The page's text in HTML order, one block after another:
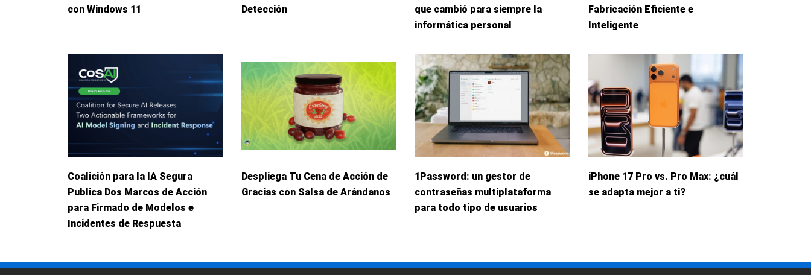
con Windows 11
Detección
que cambió para siempre la
informática personal
Fabricación Eficiente e
Inteligente
Coalición para la IA Segura
Publica Dos Marcos de Acción
para Firmado de Modelos e
Incidentes de Respuesta
Despliega Tu Cena de Acción de
Gracias con Salsa de Arándanos
1Password: un gestor de
contraseñas multiplataforma
para todo tipo de usuarios
iPhone 17 Pro vs. Pro Max: ¿cuál
se adapta mejor a ti?